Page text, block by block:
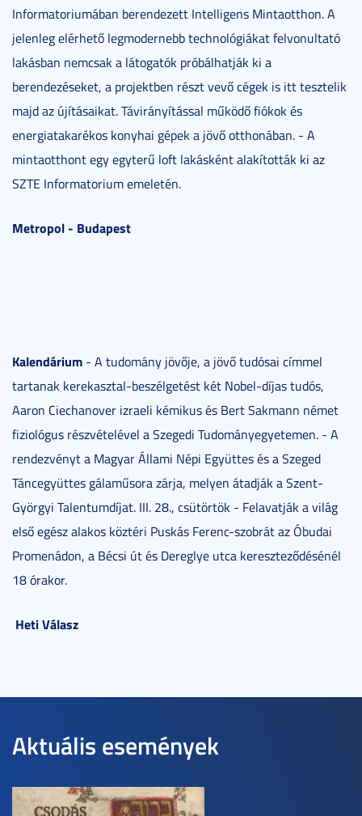
Informatoriumában berendezett Intelligens Mintaotthon. A
jelenleg elérhető legmodernebb technológiákat felvonultató
lakásban nemcsak a látogatók próbálhatják ki a
berendezéseket, a projektben részt vevő cégek is itt tesztelik
majd az újításaikat. Távirányítással működő fiókok és
energiatakarékos konyhai gépek a jövő otthonában. - A
mintaotthont egy egyterű loft lakásként alakították ki az
SZTE Informatorium emeletén.
Metropol - Budapest
Kalendárium - A tudomány jövője, a jövő tudósai címmel
tartanak kerekasztal-beszélgetést két Nobel-díjas tudós,
Aaron Ciechanover izraeli kémikus és Bert Sakmann német
fiziológus részvételével a Szegedi Tudományegyetemen. - A
rendezvényt a Magyar Állami Népi Együttes és a Szeged
Táncegyüttes gálaműsora zárja, melyen átadják a Szent-
Györgyi Talentumdíjat. III. 28., csütörtök - Felavatják a világ
első egész alakos köztéri Puskás Ferenc-szobrát az Óbudai
Promenádon, a Bécsi út és Dereglye utca kereszteződésénél
18 órakor.
Heti Válasz
Aktuális események